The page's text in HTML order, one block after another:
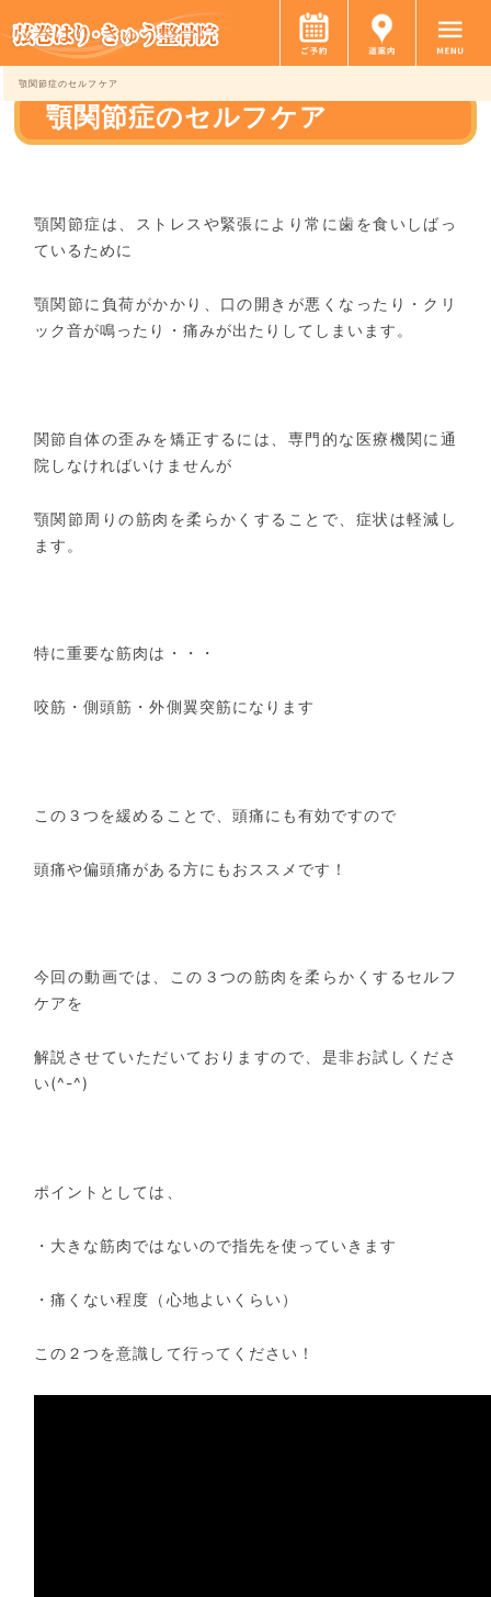
顎関節症のセルフケア
顎関節症のセルフケア
顎関節症は、ストレスや緊張により常に歯を食いしばっ
ているために
顎関節に負荷がかかり、口の開きが悪くなったり・クリ
ック音が鳴ったり・痛みが出たりしてしまいます。
関節自体の歪みを矯正するには、専門的な医療機関に通
院しなければいけませんが
顎関節周りの筋肉を柔らかくすることで、症状は軽減し
ます。
特に重要な筋肉は・・・
咬筋・側頭筋・外側翼突筋になります
この３つを緩めることで、頭痛にも有効ですので
頭痛や偏頭痛がある方にもおススメです！
今回の動画では、この３つの筋肉を柔らかくするセルフ
ケアを
解説させていただいておりますので、是非お試しくださ
い(^-^)
ポイントとしては、
・大きな筋肉ではないので指先を使っていきます
・痛くない程度（心地よいくらい）
この２つを意識して行ってください！